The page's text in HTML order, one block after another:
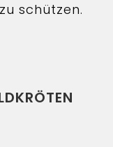
schützen.